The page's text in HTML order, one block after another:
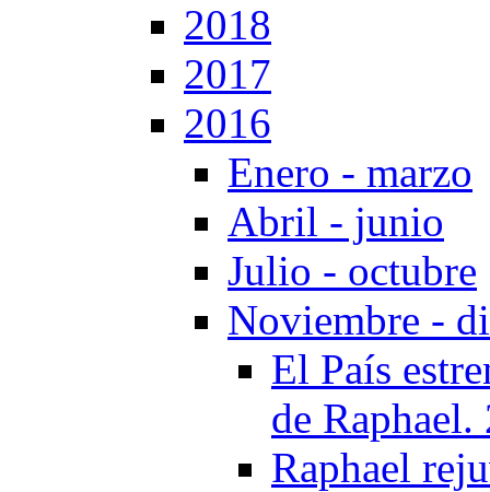
2018
2017
2016
Enero - marzo
Abril - junio
Julio - octubre
Noviembre -
El País
de Raphael.
Raphael